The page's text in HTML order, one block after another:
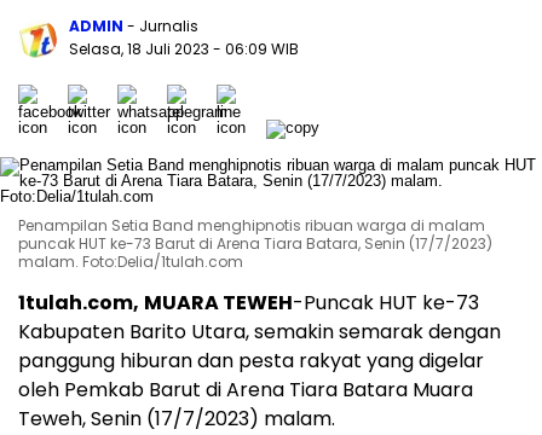
ADMIN - Jurnalis
Selasa, 18 Juli 2023 - 06:09 WIB
Penampilan Setia Band menghipnotis ribuan warga di malam
puncak HUT ke-73 Barut di Arena Tiara Batara, Senin (17/7/2023)
malam. Foto:Delia/1tulah.com
1tulah.com, MUARA TEWEH-Puncak HUT ke-73
Kabupaten Barito Utara, semakin semarak dengan
panggung hiburan dan pesta rakyat yang digelar
oleh Pemkab Barut di Arena Tiara Batara Muara
Teweh, Senin (17/7/2023) malam.